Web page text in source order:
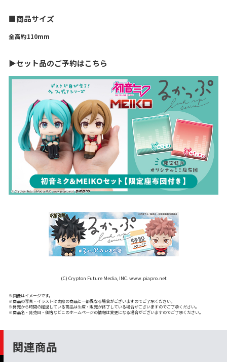
■商品サイズ
全高約110mm
▶セット品のご予約はこちら
(C) Crypton Future Media, INC. www.piapro.net
※画像はイメージです。
※商品の写真・イラストは実際の商品と一部異なる場合がございますのでご了承ください。
※発売から時間の経過している商品は生産・販売が終了している場合がございますのでご了承ください。
※商品名・発売日・価格などこのホームページの情報は変更になる場合がございますのでご了承ください。
関連商品